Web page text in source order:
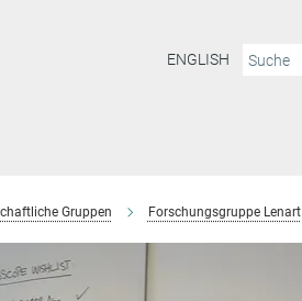
ENGLISH
Gruppen Forschungsgruppe Lenart